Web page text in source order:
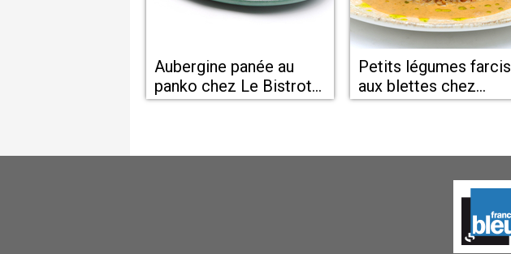
Aubergine panée au
panko chez Le Bistrot
de Colombiers - Les
Petits légumes farcis
aux blettes chez
restaurant Le Bistrot